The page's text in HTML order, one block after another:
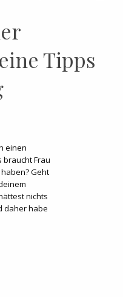
Tipps
einen
braucht Frau
Geht
nichts
daher habe